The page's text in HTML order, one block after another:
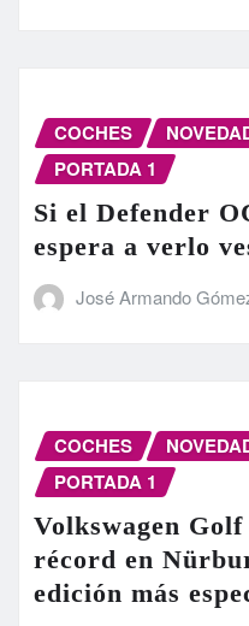
COCHES
PORTADA 1
Si el Defender
espera a verlo
José Armando
COCHES
PORTADA 1
Volkswagen
récord en
edición más